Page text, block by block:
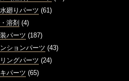
廻りパーツ (61)
溶剤 (4)
パーツ (187)
ションパーツ (43)
ングパーツ (24)
パーツ (65)